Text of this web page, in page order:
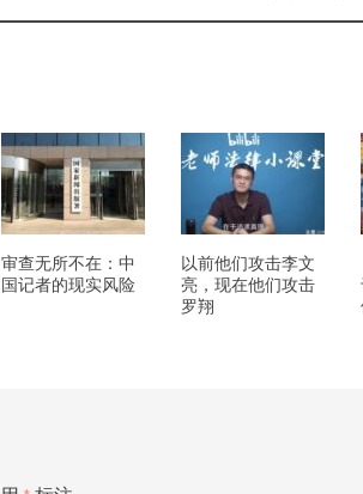
审查无所不在：中
国记者的现实风险
以前他们攻击李文
亮，现在他们攻击
罗翔